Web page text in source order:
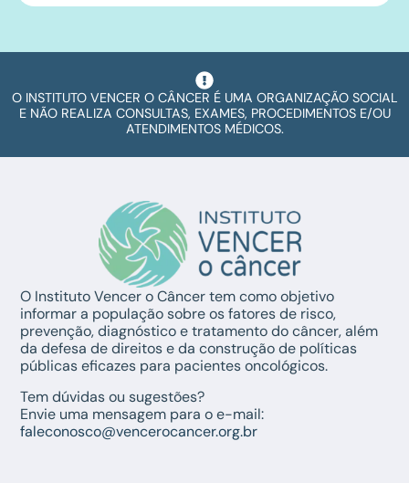
O INSTITUTO VENCER O CÂNCER É UMA ORGANIZAÇÃO SOCIAL
E NÃO REALIZA CONSULTAS, EXAMES, PROCEDIMENTOS E/OU
ATENDIMENTOS MÉDICOS.
O Instituto Vencer o Câncer tem como objetivo
informar a população sobre os fatores de risco,
prevenção, diagnóstico e tratamento do câncer, além
da defesa de direitos e da construção de políticas
públicas eficazes para pacientes oncológicos.
Tem dúvidas ou sugestões?
Envie uma mensagem para o e-mail:
faleconosco@vencerocancer.org.br